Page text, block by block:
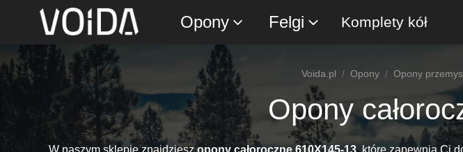
Opony Felgi Komplety kół
Voida.pl Opony Opony
Opony